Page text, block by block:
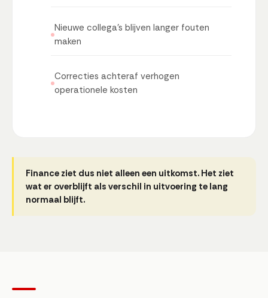
Nieuwe collega's blijven langer fouten
maken
Correcties achteraf verhogen
operationele kosten
Finance ziet dus niet alleen een uitkomst. Het ziet
wat er overblijft als verschil in uitvoering te lang
normaal blijft.